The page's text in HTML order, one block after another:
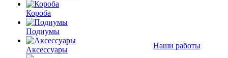
Короба
Подиумы
Аксессуары
Наши работы